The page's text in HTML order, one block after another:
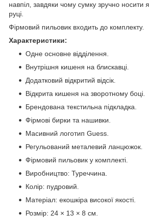
навпіл, завдяки чому сумку зручно носити
руці.
Фірмовий пильовик входить до комплекту.
Характеристики:
Одне основне відділення.
Внутрішня кишеня на блискавці.
Додатковий відкритий відсік.
Відкрита кишеня на зворотному боці.
Брендована текстильна підкладка.
Фірмові бирки та нашивки.
Масивний логотип Guess.
Регульований металевий ланцюжок.
Фірмовий пильовик у комплекті.
Виробництво: Туреччина.
Колір: пудровий.
Матеріал: екошкіра високої якості.
Розмір: 24 × 13 × 8 см.